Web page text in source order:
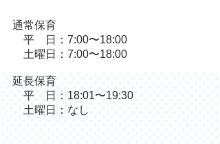
通常保育
平 日：7:00〜18:00
土曜日：7:00〜18:00
延長保育
平 日：18:01〜19:30
土曜日：なし